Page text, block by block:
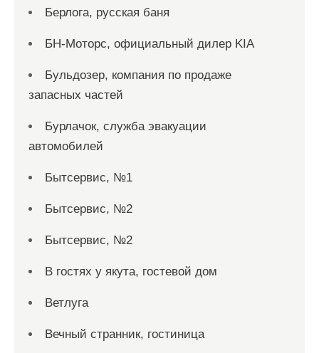
Берлога, русская баня
БН-Моторс, официальный дилер KIA
Бульдозер, компания по продаже
запасных частей
Бурлачок, служба эвакуации
автомобилей
Бытсервис, №1
Бытсервис, №2
Бытсервис, №2
В гостях у якута, гостевой дом
Ветлуга
Вечный странник, гостиница